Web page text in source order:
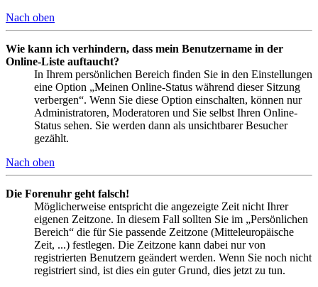
Nach oben
Wie kann ich verhindern, dass mein Benutzername in der
Online-Liste auftaucht?
In Ihrem persönlichen Bereich finden Sie in den Einstellungen
eine Option „Meinen Online-Status während dieser Sitzung
verbergen“. Wenn Sie diese Option einschalten, können nur
Administratoren, Moderatoren und Sie selbst Ihren Online-
Status sehen. Sie werden dann als unsichtbarer Besucher
gezählt.
Nach oben
Die Forenuhr geht falsch!
Möglicherweise entspricht die angezeigte Zeit nicht Ihrer
eigenen Zeitzone. In diesem Fall sollten Sie im „Persönlichen
Bereich“ die für Sie passende Zeitzone (Mitteleuropäische
Zeit, ...) festlegen. Die Zeitzone kann dabei nur von
registrierten Benutzern geändert werden. Wenn Sie noch nicht
registriert sind, ist dies ein guter Grund, dies jetzt zu tun.